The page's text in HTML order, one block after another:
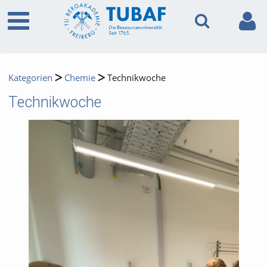
Kategorien Chemie Technikwoche
Technikwoche